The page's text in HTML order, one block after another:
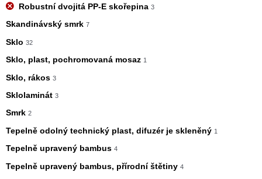
Robustní dvojitá PP-E skořepina 3
Skandinávský smrk 7
Sklo 32
Sklo, plast, pochromovaná mosaz 1
Sklo, rákos 3
Sklolaminát 3
Smrk 2
Tepelně odolný technický plast, difuzér je skleněný 1
Tepelně upravený bambus 4
Tepelně upravený bambus, přírodní štětiny 4